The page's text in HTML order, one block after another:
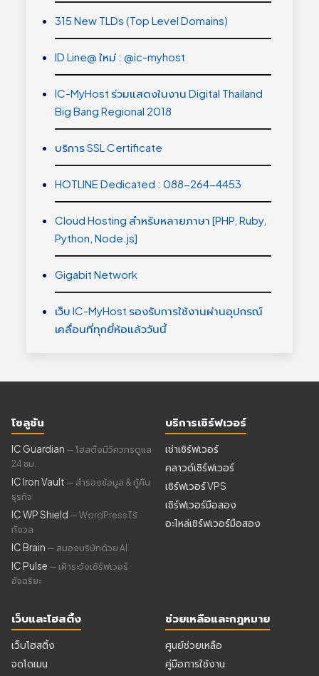
315 New TLDs (Top Level Domains)
ID Line@ ใหม่ : @ic-myhost
IC-MyHost ร่วมแสดงในงาน Digital Thailand
Big Bang Regional 2018
บริการ SSL Certificate
HOTLINE Dedicated : 088-264-4453
Cloud Hosting สำหรับหลายภาษา [PHP, Ruby,
Python, Node.js]
Gigabit Network
เว็บ IC-MyHost รองรับการใช้งานผ่านอุปกรณ์
เคลื่อนที่ทุกยี่ห้อแล้ววันนี้
โซลูชัน
IC Guardian — โฮสติ้งมีวิศวกรดูแล
24 ชม.
IC Iron Vault — สำรองข้อมูล & กู้คืน
ธุรกิจ
IC WP Shield — WordPress ไร้
กังวล
IC Brain — สมองบริษัทด้วย AI
IC Pulse — เฝ้าระวังเซิร์ฟเวอร์
อัจฉริยะ
บริการเซิร์ฟเวอร์
เช่าเซิร์ฟเวอร์
คลาวด์เซิร์ฟเวอร์
เซิร์ฟเวอร์ VPS
เซิร์ฟเวอร์มือสอง
อะไหล่เซิร์ฟเวอร์มือสอง
เว็บและโฮสติ้ง
เว็บโฮสติ้ง
จดโดเมน
ช่วยเหลือและกฎหมาย
ศูนย์ช่วยเหลือ
คู่มือการใช้งาน